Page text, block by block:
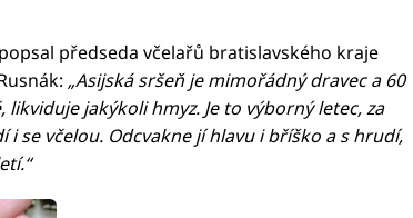
předseda včelařů bratislavského kraje
„Asijská sršeň je mimořádný dravec a 60
likviduje jakýkoli hmyz. Je to výborný letec, za
se včelou. Odcvakne jí hlavu i bříško a s hrudí,